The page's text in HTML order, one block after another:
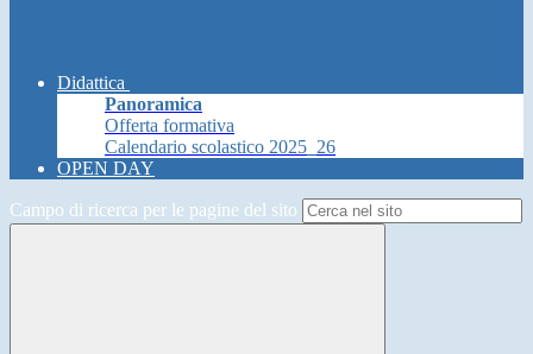
Didattica
Panoramica
Offerta formativa
Calendario scolastico 2025_26
OPEN DAY
Campo di ricerca per le pagine del sito